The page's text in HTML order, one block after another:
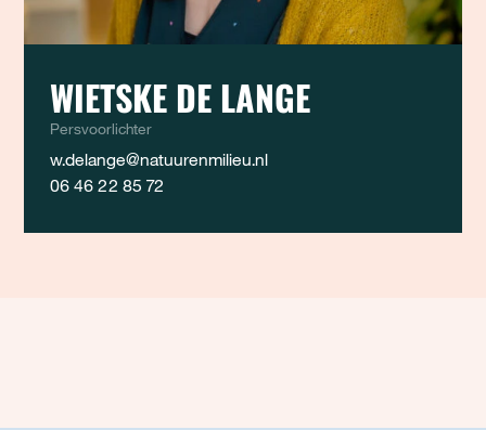
WIETSKE DE LANGE
Persvoorlichter
w.delange@natuurenmilieu.nl
06 46 22 85 72